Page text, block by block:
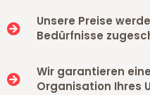
Unsere Preise
Bedürfnisse
Wir garantieren
Organisation Ihres